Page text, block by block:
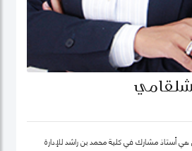
أستاذ مشارك في كلية محمد بن راشد للإدارة